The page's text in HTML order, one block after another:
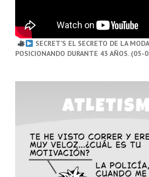
SECRET’S EL SECRETO DE LA
POSICIONANDO DURANTE 43 AÑOS.